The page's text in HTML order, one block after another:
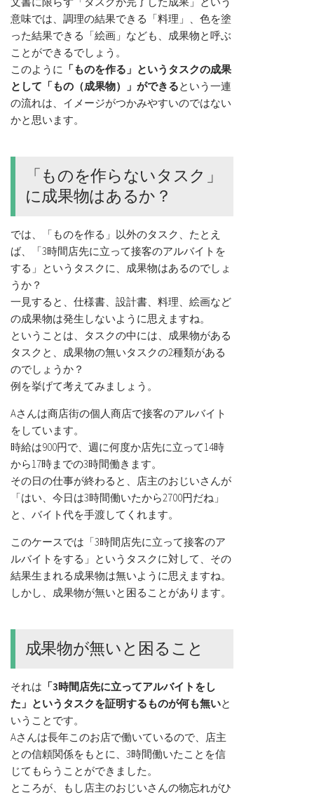
意味では、調理の結果できる「料理」、色を塗
った結果できる「絵画」なども、成果物と呼ぶ
ことができるでしょう。
このように 「ものを作る」というタスクの成果
として「もの（成果物）」ができるという一連
の流れは、イメージがつかみやすいのではない
かと思います。
「ものを作らないタスク」
に成果物はあるか？
では、「ものを作る」以外のタスク、たとえ
ば、「3時間店先に立って接客のアルバイトを
する」というタスクに、成果物はあるのでしょ
うか？
一見すると、仕様書、設計書、料理、絵画など
の成果物は発生しないように思えますね。
ということは、タスクの中には、成果物がある
タスクと、成果物の無いタスクの2種類がある
のでしょうか？
例を挙げて考えてみましょう。
Aさんは商店街の個人商店で接客のアルバイト
をしています。
時給は900円で、週に何度か店先に立って14時
から17時までの3時間働きます。
その日の仕事が終わると、店主のおじいさんが
「はい、今日は3時間働いたから2700円だね」
と、バイト代を手渡してくれます。
このケースでは「3時間店先に立って接客のア
ルバイトをする」というタスクに対して、その
結果生まれる成果物は無いように思えますね。
しかし、成果物が無いと困ることがあります。
成果物が無いと困ること
それは 「3時間店先に立ってアルバイトをし
た」というタスクを証明するものが何も無いと
いうことです。
Aさんは長年このお店で働いているので、店主
との信頼関係をもとに、3時間働いたことを信
じてもらうことができました。
ところが、もし店主のおじいさんの物忘れがひ